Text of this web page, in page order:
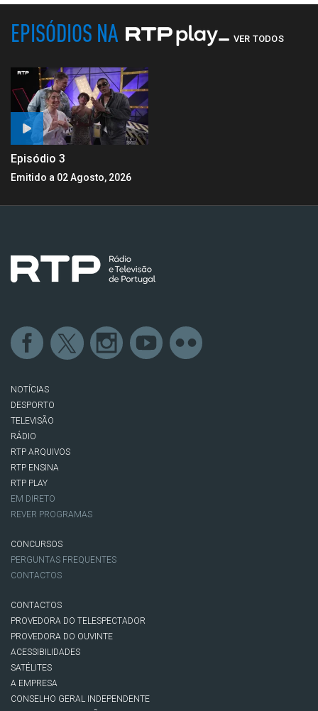
EPISÓDIOS NA VER TODOS
Episódio 3
Emitido a 02 Agosto, 2026
NOTÍCIAS
DESPORTO
TELEVISÃO
RÁDIO
RTP ARQUIVOS
RTP ENSINA
RTP PLAY
EM DIRETO
REVER PROGRAMAS
CONCURSOS
PERGUNTAS FREQUENTES
CONTACTOS
CONTACTOS
PROVEDORA DO TELESPECTADOR
PROVEDORA DO OUVINTE
ACESSIBILIDADES
SATÉLITES
A EMPRESA
CONSELHO GERAL INDEPENDENTE